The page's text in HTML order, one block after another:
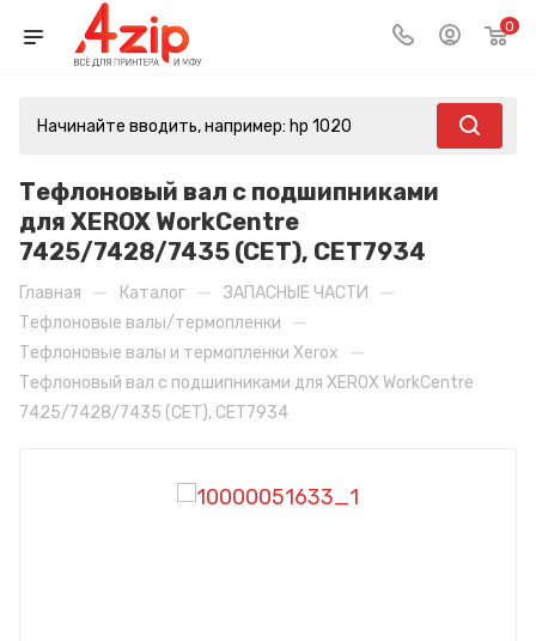
0
Тефлоновый вал с подшипниками
для XEROX WorkCentre
7425/7428/7435 (CET), CET7934
Главная — Каталог — ЗАПАСНЫЕ ЧАСТИ —
Тефлоновые валы/термопленки —
Тефлоновые валы и термопленки Xerox —
Тефлоновый вал с подшипниками для XEROX WorkCentre
7425/7428/7435 (CET), CET7934